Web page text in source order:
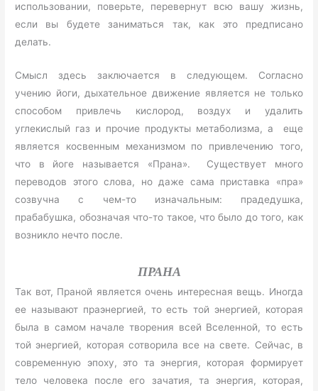
использовании, поверьте, перевернут всю вашу жизнь,
если вы будете заниматься так, как это предписано
делать.
Смысл здесь заключается в следующем. Согласно
учению йоги, дыхательное движение является не только
способом привлечь кислород, воздух и удалить
углекислый газ и прочие продукты метаболизма, а еще
является косвенным механизмом по привлечению того,
что в йоге называется «Прана». Существует много
переводов этого слова, но даже сама приставка «пра»
созвучна с чем-то изначальным: прадедушка,
прабабушка, обозначая что-то такое, что было до того, как
возникло нечто после.
ПРАНА
Так вот, Праной является очень интересная вещь. Иногда
ее называют праэнергией, то есть той энергией, которая
была в самом начале творения всей Вселенной, то есть
той энергией, которая сотворила все на свете. Сейчас, в
современную эпоху, это та энергия, которая формирует
тело человека после его зачатия, та энергия, которая,